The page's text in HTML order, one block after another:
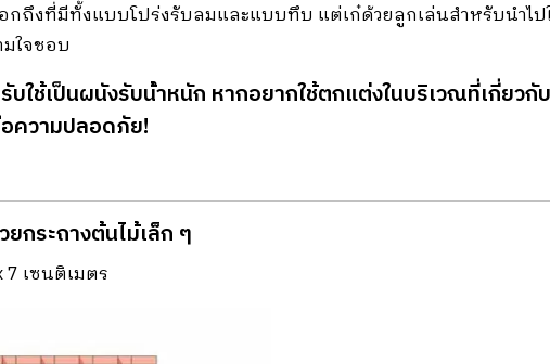
ถึงที่มีทั้งแบบโปร่งรับลมและแบบทึบ แต่เก๋ด้วยลูกเล่นสําหรับนําไ
ใจชอบ
บใช้เป็นผนังรับน้ําหนัก หากอยากใช้ตกแต่งในบริเวณที่เกี่ยวกับ
ความปลอดภัย!
กระถางต้นไม้เล็ก ๆ
เซนติเมตร